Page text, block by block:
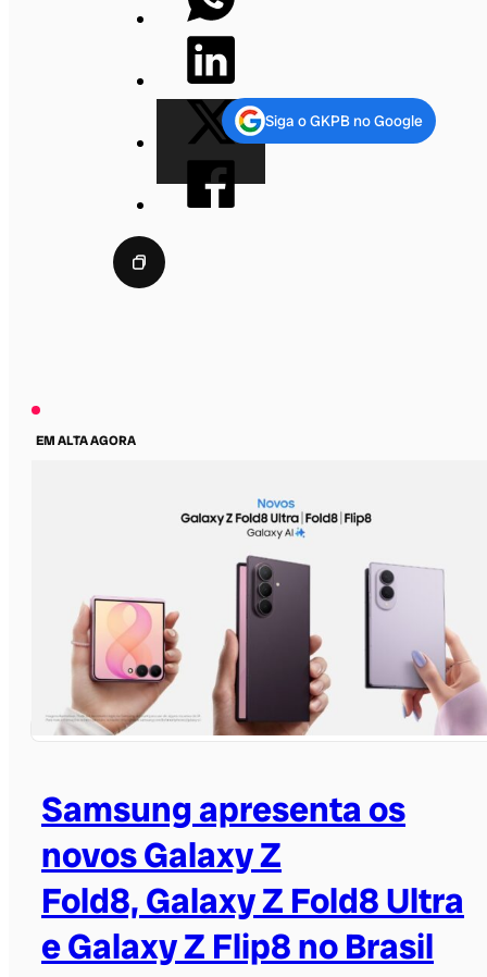
Siga o GKPB no Google
EM ALTA AGORA
Samsung apresenta os
novos Galaxy Z
Fold8, Galaxy Z Fold8 Ultra
e Galaxy Z Flip8 no Brasil